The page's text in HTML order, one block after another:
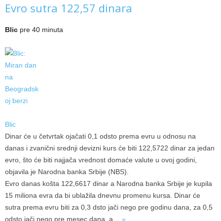
Evro sutra 122,57 dinara
Blic pre 40 minuta
Blic
Dinar će u četvrtak ojačati 0,1 odsto prema evru u odnosu na
danas i zvanični srednji devizni kurs će biti 122,5722 dinar za jedan
evro, što će biti najjača vrednost domaće valute u ovoj godini,
objavila je Narodna banka Srbije (NBS).
Evro danas košta 122,6617 dinar a Narodna banka Srbije je kupila
15 miliona evra da bi ublažila dnevnu promenu kursa. Dinar će
sutra prema evru biti za 0,3 dsto jači nego pre godinu dana, za 0,5
odsto jači nego pre mesec dana, a… »